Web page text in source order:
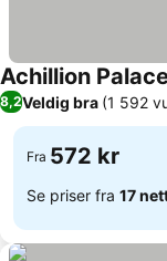
Achillion
8,2Veldig bra (1 592
Fra 572 kr
Se priser fra 17